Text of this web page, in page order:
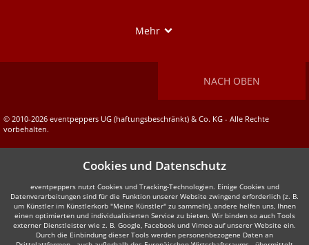
Mehr
NACH OBEN
© 2010-2026 eventpeppers UG (haftungsbeschränkt) & Co. KG - Alle Rechte
vorbehalten.
Cookies und Datenschutz
eventpeppers nutzt Cookies und Tracking-Technologien. Einige Cookies und
Datenverarbeitungen sind für die Funktion unserer Website zwingend erforderlich (z. B.
um Künstler im Künstlerkorb "Meine Künstler" zu sammeln), andere helfen uns, Ihnen
einen optimierten und individualisierten Service zu bieten. Wir binden so auch Tools
externer Dienstleister wie z. B. Google, Facebook und Vimeo auf unserer Website ein.
Durch die Einbindung dieser Tools werden personenbezogene Daten an